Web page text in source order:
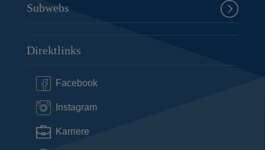
Subwebs
Direktlinks
Facebook
Instagram
Karriere